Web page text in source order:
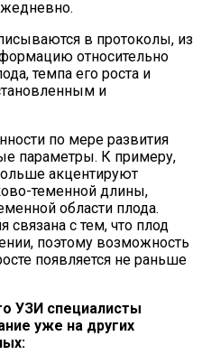
в протоколы, из
относительно
темпа его роста и
и
по мере развития
параметры. К примеру,
акцентируют
теменной длины,
области плода.
связана с тем, что плод
поэтому возможность
появляется не раньше
УЗИ специалисты
уже на других